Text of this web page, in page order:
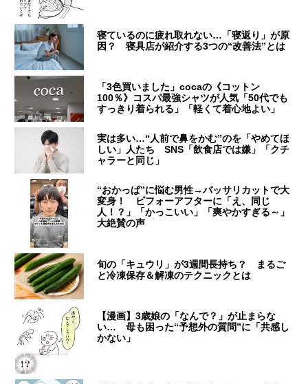
寝ているのに疲れ取れない…「寝返り」が原
因？ 寝具店が紹介する3つの“改善法”とは
「3色買いました」cocaの《コットン
100％》コスパ最強シャツが人気「50代でも
すっきり着られる」「軽くて着心地よい」
実は多い…“人前で鼻をかむ”のを「やめてほ
しい」人たち SNS「飲食店では嫌」「クチ
ャラーと同じ」
“おかっぱ”に悩む男性→バッサリカットで大
変身！ ビフォーアフターに「え、同じ
人！？」「かっこいい」「爽やかすぎる～」
大絶賛の声
旬の「キュウリ」が3週間長持ち？ まるご
と冷凍保存＆解凍のテクニックとは
【漫画】3歳娘の「なんで？」が止まらな
い… 母も困った“予想外の質問”に「共感し
かない」